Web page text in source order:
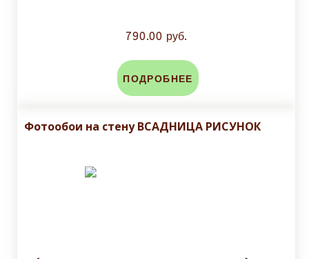
790.00 руб.
ПОДРОБНЕЕ
Фотообои на стену ВСАДНИЦА РИСУНОК